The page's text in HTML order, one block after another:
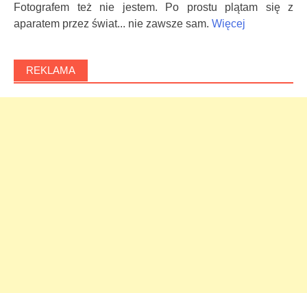
Fotografem też nie jestem. Po prostu plątam się z
aparatem przez świat... nie zawsze sam. Więcej
REKLAMA